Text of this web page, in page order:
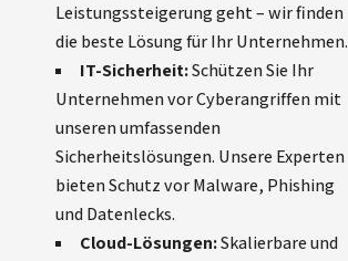
Leistungssteigerung geht – wir finden
die beste Lösung für Ihr Unternehmen.
IT-Sicherheit:Schützen Sie Ihr
Unternehmen vor Cyberangriffen mit
unseren umfassenden
Sicherheitslösungen. Unsere Experten
bieten Schutz vor Malware, Phishing
und Datenlecks.
Cloud-Lösungen:Skalierbare und